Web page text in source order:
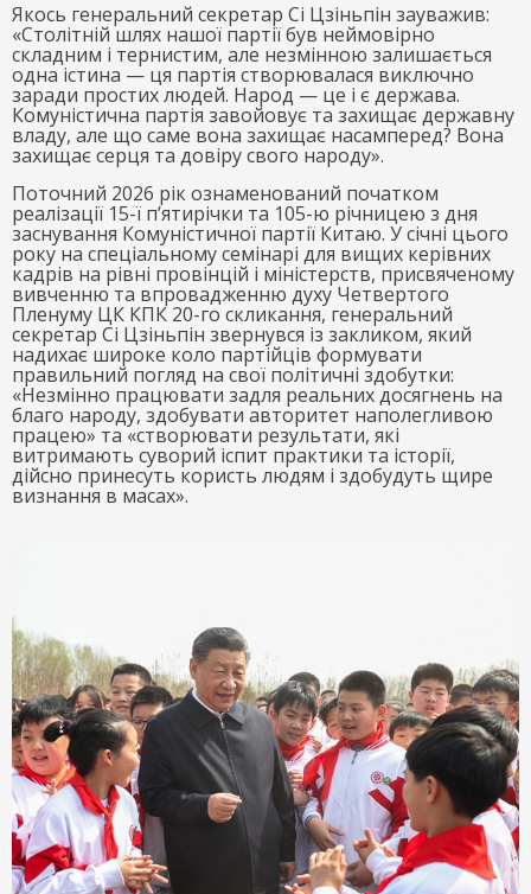
Якось генеральний секретар Сі Цзіньпін зауважив:
«Столітній шлях нашої партії був неймовірно
складним і тернистим, але незмінною залишається
одна істина — ця партія створювалася виключно
заради простих людей. Народ — це і є держава.
Комуністична партія завойовує та захищає державну
владу, але що саме вона захищає насамперед? Вона
захищає серця та довіру свого народу».
Поточний 2026 рік ознаменований початком
реалізації 15-ї п’ятирічки та 105-ю річницею з дня
заснування Комуністичної партії Китаю. У січні цього
року на спеціальному семінарі для вищих керівних
кадрів на рівні провінцій і міністерств, присвяченому
вивченню та впровадженню духу Четвертого
Пленуму ЦК КПК 20-го скликання, генеральний
секретар Сі Цзіньпін звернувся із закликом, який
надихає широке коло партійців формувати
правильний погляд на свої політичні здобутки:
«Незмінно працювати задля реальних досягнень на
благо народу, здобувати авторитет наполегливою
працею» та «створювати результати, які
витримають суворий іспит практики та історії,
дійсно принесуть користь людям і здобудуть щире
визнання в масах».